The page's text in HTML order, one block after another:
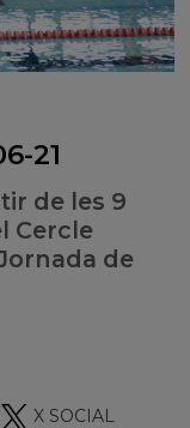
21
de les 9
Cercle
de
X SOCIAL